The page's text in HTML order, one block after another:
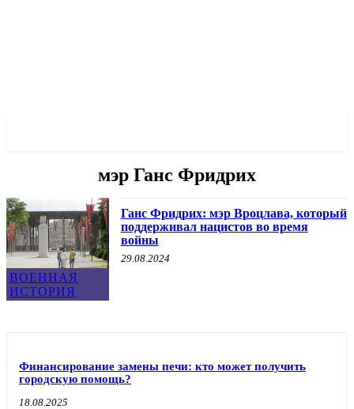
мэр Ганс Фридрих
ВОЕННАЯ
ИСТОРИЯ
Ганс Фридрих: мэр Вроцлава, который
поддерживал нацистов во время
войны
29.08.2024
Финансирование замены печи: кто может получить
городскую помощь?
18.08.2025